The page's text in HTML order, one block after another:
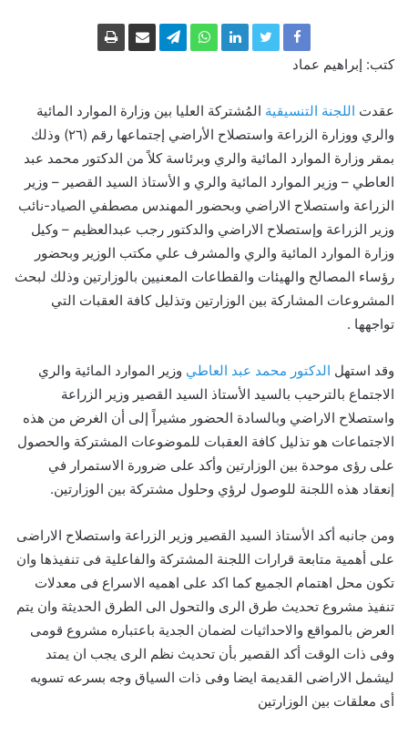
كتب: إبراهيم عماد
عقدت اللجنة التنسيقية المُشتركة العليا بين وزارة الموارد المائية
والري ووزارة الزراعة واستصلاح الأراضي إجتماعها رقم (٢٦) وذلك
بمقر وزارة الموارد المائية والري وبرئاسة كلاً من الدكتور محمد عبد
العاطي – وزير الموارد المائية والري و الأستاذ السيد القصير – وزير
الزراعة واستصلاح الاراضي وبحضور المهندس مصطفي الصياد-نائب
وزير الزراعة وإستصلاح الاراضي والدكتور رجب عبدالعظيم – وكيل
وزارة الموارد المائية والري والمشرف علي مكتب الوزير وبحضور
رؤساء المصالح والهيئات والقطاعات المعنيين بالوزارتين وذلك لبحث
المشروعات المشاركة بين الوزارتين وتذليل كافة العقبات التي
تواجهها .
وقد استهل الدكتور محمد عبد العاطي وزير الموارد المائية والري
الاجتماع بالترحيب بالسيد الأستاذ السيد القصير وزير الزراعة
واستصلاح الاراضي وبالسادة الحضور مشيراً إلى أن الغرض من هذه
الاجتماعات هو تذليل كافة العقبات للموضوعات المشتركة والحصول
على رؤى موحدة بين الوزارتين وأكد على ضرورة الاستمرار في
إنعقاد هذه اللجنة للوصول لرؤي وحلول مشتركة بين الوزارتين.
ومن جانبه أكد الأستاذ السيد القصير وزير الزراعة واستصلاح الاراضى
على أهمية متابعة قرارات اللجنة المشتركة والفاعلية فى تنفيذها وان
تكون محل اهتمام الجميع كما اكد على اهميه الاسراع فى معدلات
تنفيذ مشروع تحديث طرق الرى والتحول الى الطرق الحديثة وان يتم
العرض بالمواقع والاحداثيات لضمان الجدية باعتباره مشروع قومى
وفى ذات الوقت أكد القصير بأن تحديث نظم الرى يجب ان يمتد
ليشمل الاراضى القديمة ايضا وفى ذات السياق وجه بسرعه تسويه
أى معلقات بين الوزارتين